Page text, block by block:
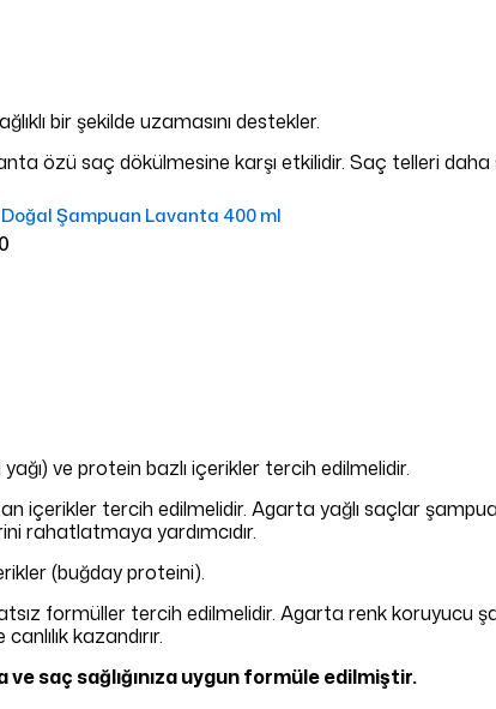
bir şekilde uzamasını destekler.
özü saç dökülmesine karşı etkilidir. Saç telleri daha
Şampuan Lavanta 400 ml
ve protein bazlı içerikler tercih edilmelidir.
içerikler tercih edilmelidir. Agarta yağlı saçlar
rahatlatmaya yardımcıdır.
(buğday proteini).
formüller tercih edilmelidir. Agarta renk koruyucu
kazandırır.
saç sağlığınıza uygun formüle edilmiştir.